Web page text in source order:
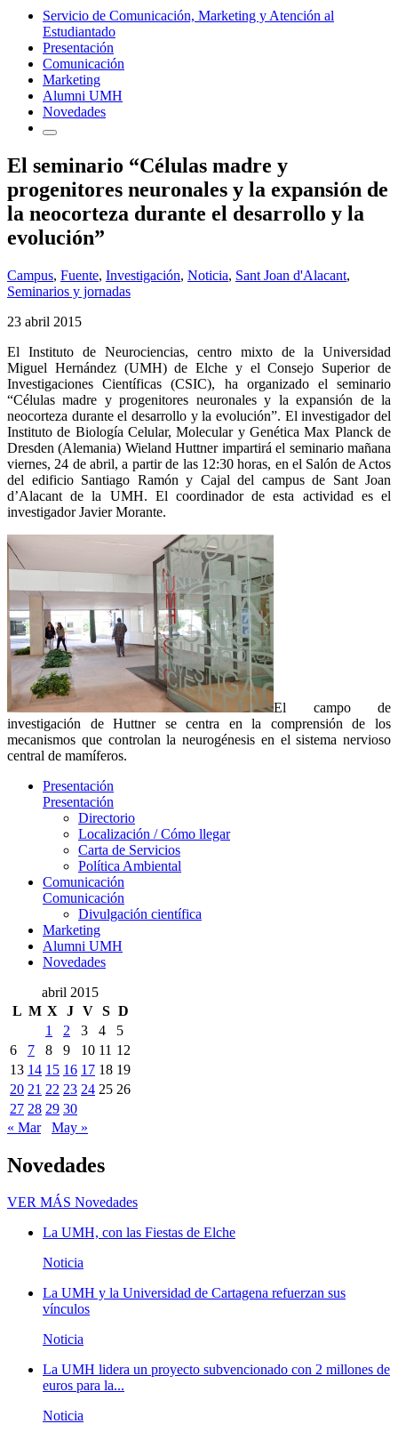
Servicio de Comunicación, Marketing y Atención al
Estudiantado
Presentación
Comunicación
Marketing
Alumni UMH
Novedades
El seminario “Células madre y
progenitores neuronales y la expansión de
la neocorteza durante el desarrollo y la
evolución”
Campus, Fuente, Investigación, Noticia, Sant Joan d'Alacant,
Seminarios y jornadas
23 abril 2015
El Instituto de Neurociencias, centro mixto de la Universidad
Miguel Hernández (UMH) de Elche y el Consejo Superior de
Investigaciones Científicas (CSIC), ha organizado el seminario
“Células madre y progenitores neuronales y la expansión de la
neocorteza durante el desarrollo y la evolución”. El investigador del
Instituto de Biología Celular, Molecular y Genética Max Planck de
Dresden (Alemania) Wieland Huttner impartirá el seminario mañana
viernes, 24 de abril, a partir de las 12:30 horas, en el Salón de Actos
del edificio Santiago Ramón y Cajal del campus de Sant Joan
d’Alacant de la UMH. El coordinador de esta actividad es el
investigador Javier Morante.
El campo de
investigación de Huttner se centra en la comprensión de los
mecanismos que controlan la neurogénesis en el sistema nervioso
central de mamíferos.
Presentación
Presentación
Directorio
Localización / Cómo llegar
Carta de Servicios
Política Ambiental
Comunicación
Comunicación
Divulgación científica
Marketing
Alumni UMH
Novedades
abril 2015
L M X J V S D
1
2 3 4
5
6
7 8 9 10 11 12
13 14 15 16 17 18 19
20 21 22 23 24 25 26
27 28 29 30
« Mar
May »
Novedades
VER MÁS Novedades
La UMH, con las Fiestas de Elche
Noticia
La UMH y la Universidad de Cartagena refuerzan sus
vínculos
Noticia
La UMH lidera un proyecto subvencionado con 2 millones de
euros para la...
Noticia